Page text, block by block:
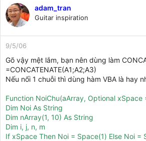
adam_tran
Guitar inspiration
9/5/06
Gõ vậy mệt lắm, bạn nên dùng làm
=CONCATENATE(A1;A2;A3)
Nếu nối 1 chuỗi thì dùng hàm VBA là hay
Function NoiChu(aArray, Optional xSpace
Dim Noi As String
Dim nArray(1, 10) As String
Dim i, j, n, m
If xSpace Then Noi = Space(1) Else Noi =